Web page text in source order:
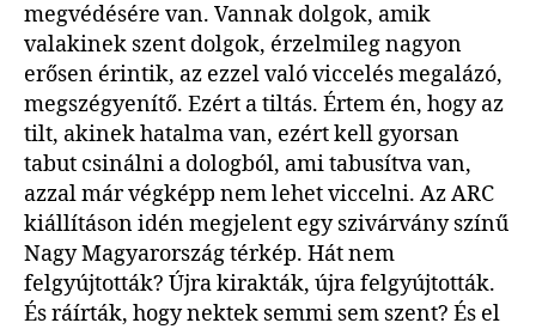
megvédésére van. Vannak dolgok, amik
valakinek szent dolgok, érzelmileg nagyon
erősen érintik, az ezzel való viccelés megalázó,
megszégyenítő. Ezért a tiltás. Értem én, hogy az
tilt, akinek hatalma van, ezért kell gyorsan
tabut csinálni a dologból, ami tabusítva van,
azzal már végképp nem lehet viccelni. Az ARC
kiállításon idén megjelent egy szivárvány színű
Nagy Magyarország térkép. Hát nem
felgyújtották? Újra kirakták, újra felgyújtották.
És ráírták, hogy nektek semmi sem szent? És el